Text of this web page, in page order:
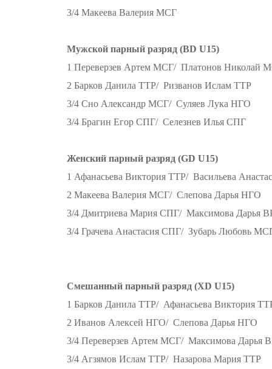
3/4 Макеева Валерия МСГ
Мужской парный разряд (BD U15)
1 Переверзев Артем МСГ/ Платонов Николай
2 Барков Данила ТТР/ Ризванов Ислам ТТР
3/4 Сно Александр МСГ/ Суляев Лука НГО
3/4 Брагин Егор СПГ/ Селезнев Илья СПГ
Женский парный разряд (GD U15)
1 Афанасьева Виктория ТТР/ Васильева
2 Макеева Валерия МСГ/ Слепова Дарья НГО
3/4 Дмитриева Мария СПГ/ Максимова Дарья
3/4 Грачева Анастасия СПГ/ Зубарь Любовь
Смешанный парный разряд (XD U15)
1 Барков Данила ТТР/ Афанасьева Виктория
2 Иванов Алексей НГО/ Слепова Дарья НГО
3/4 Переверзев Артем МСГ/ Максимова Дарья
3/4 Агзямов Ислам ТТР/ Назарова Мария ТТР